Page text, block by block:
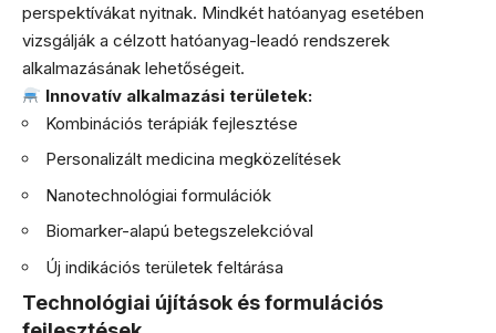
perspektívákat nyitnak. Mindkét hatóanyag esetében
vizsgálják a célzott hatóanyag-leadó rendszerek
alkalmazásának lehetőségeit.
Innovatív alkalmazási területek:
Kombinációs terápiák fejlesztése
Personalizált medicina megközelítések
Nanotechnológiai formulációk
Biomarker-alapú betegszelekcióval
Új indikációs területek feltárása
Technológiai újítások és formulációs